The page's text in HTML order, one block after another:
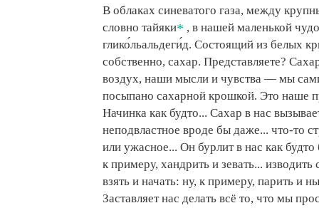
В облаках синеватого газа, между
словно тайяки , в нашей маленькой
глико́льальдеги́д. Состоящий из белых
собственно, сахар. Представляете?
воздух, наши мысли и чувства — мы
посыпано сахарной крошкой. Это наше
Начинка как будто... Сахар в нас
неподвластное вроде бы даже... что-то
или ужасное... Он бурлит в нас как
к примеру, хандрить и зевать...
взять и начать: ну, к примеру, парить и
Заставляет нас делать всё то, что мы